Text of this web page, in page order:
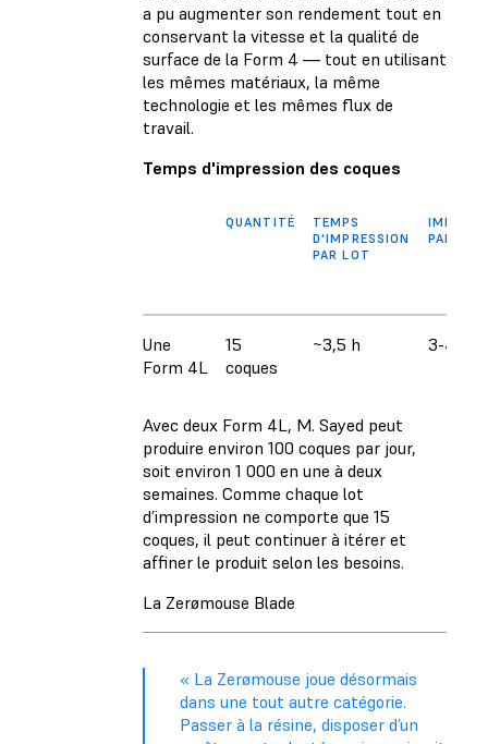
a pu augmenter son rendement tout en
conservant la vitesse et la qualité de
surface de la Form 4 — tout en utilisant
les mêmes matériaux, la même
technologie et les mêmes flux de
travail.
Temps d'impression des coques
QUANTITÉ
TEMPS
D'IMPRESSION
PAR LOT
PAR
Une
Form 4L
15
coques
~3,5 h 3-4
Avec deux Form 4L, M. Sayed peut
produire environ 100 coques par jour,
soit environ 1 000 en une à deux
semaines. Comme chaque lot
d’impression ne comporte que 15
coques, il peut continuer à itérer et
affiner le produit selon les besoins.
La Zerømouse Blade
« La Zerømouse joue désormais
dans une tout autre catégorie.
Passer à la résine, disposer d’un